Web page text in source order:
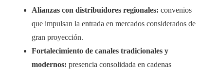
Alianzas con distribuidores regionales: convenios
que impulsan la entrada en mercados considerados de
gran proyección.
Fortalecimiento de canales tradicionales y
modernos: presencia consolidada en cadenas